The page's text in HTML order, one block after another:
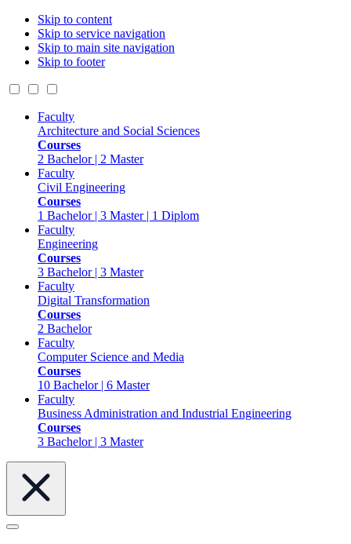
Skip to content
Skip to service navigation
Skip to main site navigation
Skip to footer
Faculty
Architecture and Social Sciences
Courses
2 Bachelor | 2 Master
Faculty
Civil Engineering
Courses
1 Bachelor | 3 Master | 1 Diplom
Faculty
Engineering
Courses
3 Bachelor | 3 Master
Faculty
Digital Transformation
Courses
2 Bachelor
Faculty
Computer Science and Media
Courses
10 Bachelor | 6 Master
Faculty
Business Administration and Industrial Engineering
Courses
3 Bachelor | 3 Master